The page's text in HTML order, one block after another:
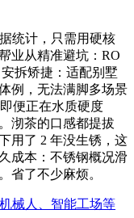
统计，只需用硬核
业从精准避坑：RO
拆矫捷：适配别墅
例，无法满脚多场景
便正在水质硬度
沏茶的口感都提拔
用了 2 年没生锈，这
成本：不锈钢概况滑
省了不少麻烦。
械人、智能工场等